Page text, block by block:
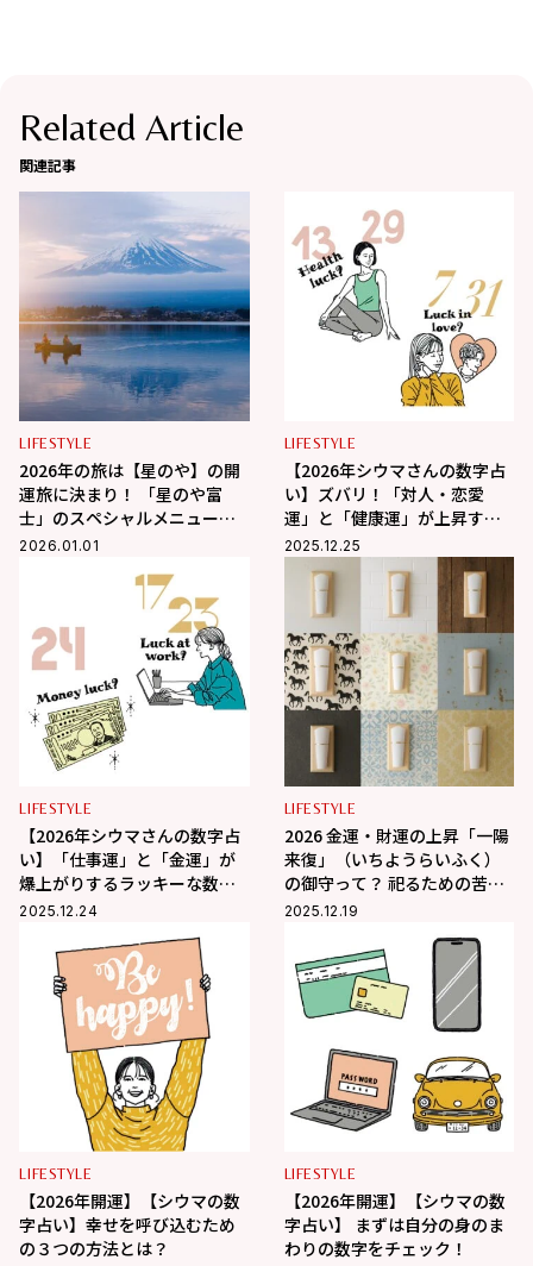
Related Article
関連記事
LIFESTYLE
2026年の旅は【星のや】の開
運旅に決まり！ 「星のや富
士」のスペシャルメニューあ
り
2026.01.01
LIFESTYLE
【2026年シウマさんの数字占
い】ズバリ！「対人・恋愛
運」と「健康運」が上昇する
開運ナンバーとは？
2025.12.25
LIFESTYLE
【2026年シウマさんの数字占
い】「仕事運」と「金運」が
爆上がりするラッキーな数字
とは？
2025.12.24
LIFESTYLE
2026 金運・財運の上昇「一陽
来復」（いちようらいふく）
の御守って？ 祀るための苦労
や住環境の悩みを解決してく
2025.12.19
LIFESTYLE
【2026年開運】【シウマの数
字占い】幸せを呼び込むため
の３つの方法とは？
LIFESTYLE
【2026年開運】【シウマの数
字占い】 まずは自分の身のま
わりの数字をチェック！